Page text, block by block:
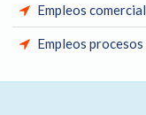
Empleos comercial
Empleos procesos